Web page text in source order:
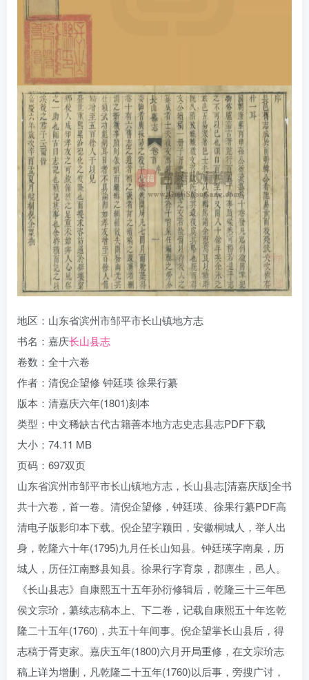
地区：山东省滨州市邹平市长山镇地方志
书名：嘉庆长山县志
卷数：全十六卷
作者：清倪企望修 钟廷瑛 徐果行纂
版本：清嘉庆六年(1801)刻本
类型：中文稀缺古代古籍善本地方志史志县志PDF下载
大小：74.11 MB
页码：697双页
山东省滨州市邹平市长山镇地方志，长山县志[清嘉庆版]全书
共十六卷，首一卷。清倪企望修，钟廷瑛、徐果行纂PDF高
清电子版影印本下载。倪企望字颖田，安徽桐城人，举人出
身，乾隆六十年(1795)九月任长山知县。钟廷瑛字南臬，历
城人，历任江南黟县知县。徐果行字育泉，郡廪生，邑人。
《长山县志》自康熙五十五年孙衍修辑后，乾隆三十三年邑
侯文宗玠，纂续志稿本上、下二卷，记载自康熙五十年迄乾
隆二十五年(1760)，共五十年间事。倪企望掌长山县后，得
志稿于胥吏家。嘉庆五年(1800)六月开局重修，在文宗玠志
稿上详为增删，凡乾隆二十五年(1760)以后事，旁搜广讨，